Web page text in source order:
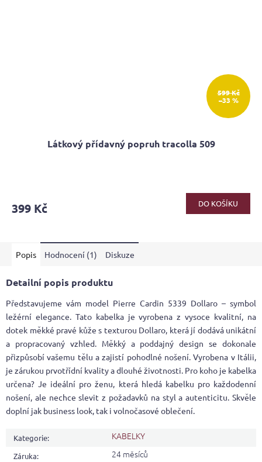
599 Kč
–33 %
Látkový přídavný popruh tracolla 509
399 Kč DO KOŠÍKU
Popis Hodnocení (1) Diskuze
Detailní popis produktu
Představujeme vám model Pierre Cardin 5339 Dollaro – symbol
ležérní elegance. Tato kabelka je vyrobena z vysoce kvalitní, na
dotek měkké pravé kůže s texturou Dollaro, která jí dodává unikátní
a propracovaný vzhled. Měkký a poddajný design se dokonale
přizpůsobí vašemu tělu a zajistí pohodlné nošení. Vyrobena v Itálii,
je zárukou prvotřídní kvality a dlouhé životnosti. Pro koho je kabelka
určena? Je ideální pro ženu, která hledá kabelku pro každodenní
nošení, ale nechce slevit z požadavků na styl a autenticitu. Skvěle
doplní jak business look, tak i volnočasové oblečení.
Kategorie: KABELKY
Záruka: 24 měsíců